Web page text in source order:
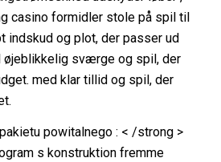
casino formidler stole på spil til
indskud og plot, der passer ud
øjeblikkelig sværge og spil, der
med klar tillid og spil, der
powitalnego : < /strong >
s konstruktion fremme